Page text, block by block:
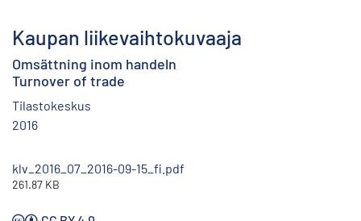
Kaupan liikevaihtokuvaaja
Omsättning inom handeln
Turnover of trade
Tilastokeskus
2016
klv_2016_07_2016-09-15_fi.pdf
261.87 KB